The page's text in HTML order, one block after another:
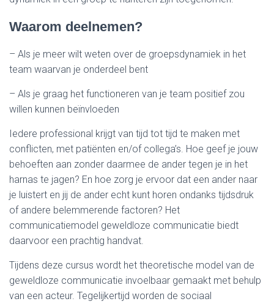
Waarom deelnemen?
– Als je meer wilt weten over de groepsdynamiek in het
team waarvan je onderdeel bent
– Als je graag het functioneren van je team positief zou
willen kunnen beïnvloeden
Iedere professional krijgt van tijd tot tijd te maken met
conflicten, met patiënten en/of collega’s. Hoe geef je jouw
behoeften aan zonder daarmee de ander tegen je in het
harnas te jagen? En hoe zorg je ervoor dat een ander naar
je luistert en jij de ander echt kunt horen ondanks tijdsdruk
of andere belemmerende factoren? Het
communicatiemodel geweldloze communicatie biedt
daarvoor een prachtig handvat.
Tijdens deze cursus wordt het theoretische model van de
geweldloze communicatie invoelbaar gemaakt met behulp
van een acteur. Tegelijkertijd worden de sociaal